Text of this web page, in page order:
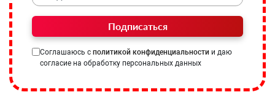
Подписаться
Соглашаюсь с политикой конфиденциальности и даю
согласие на обработку персональных данных